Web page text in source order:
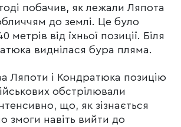
побачив, як лежали Ляпота
до землі. Це було
метрів від їхньої позиції. Біля
виднілася бура пляма.
Ляпоти і Кондратюка позицію
обстрілювали
що, як зізнається
змоги навіть вийти до